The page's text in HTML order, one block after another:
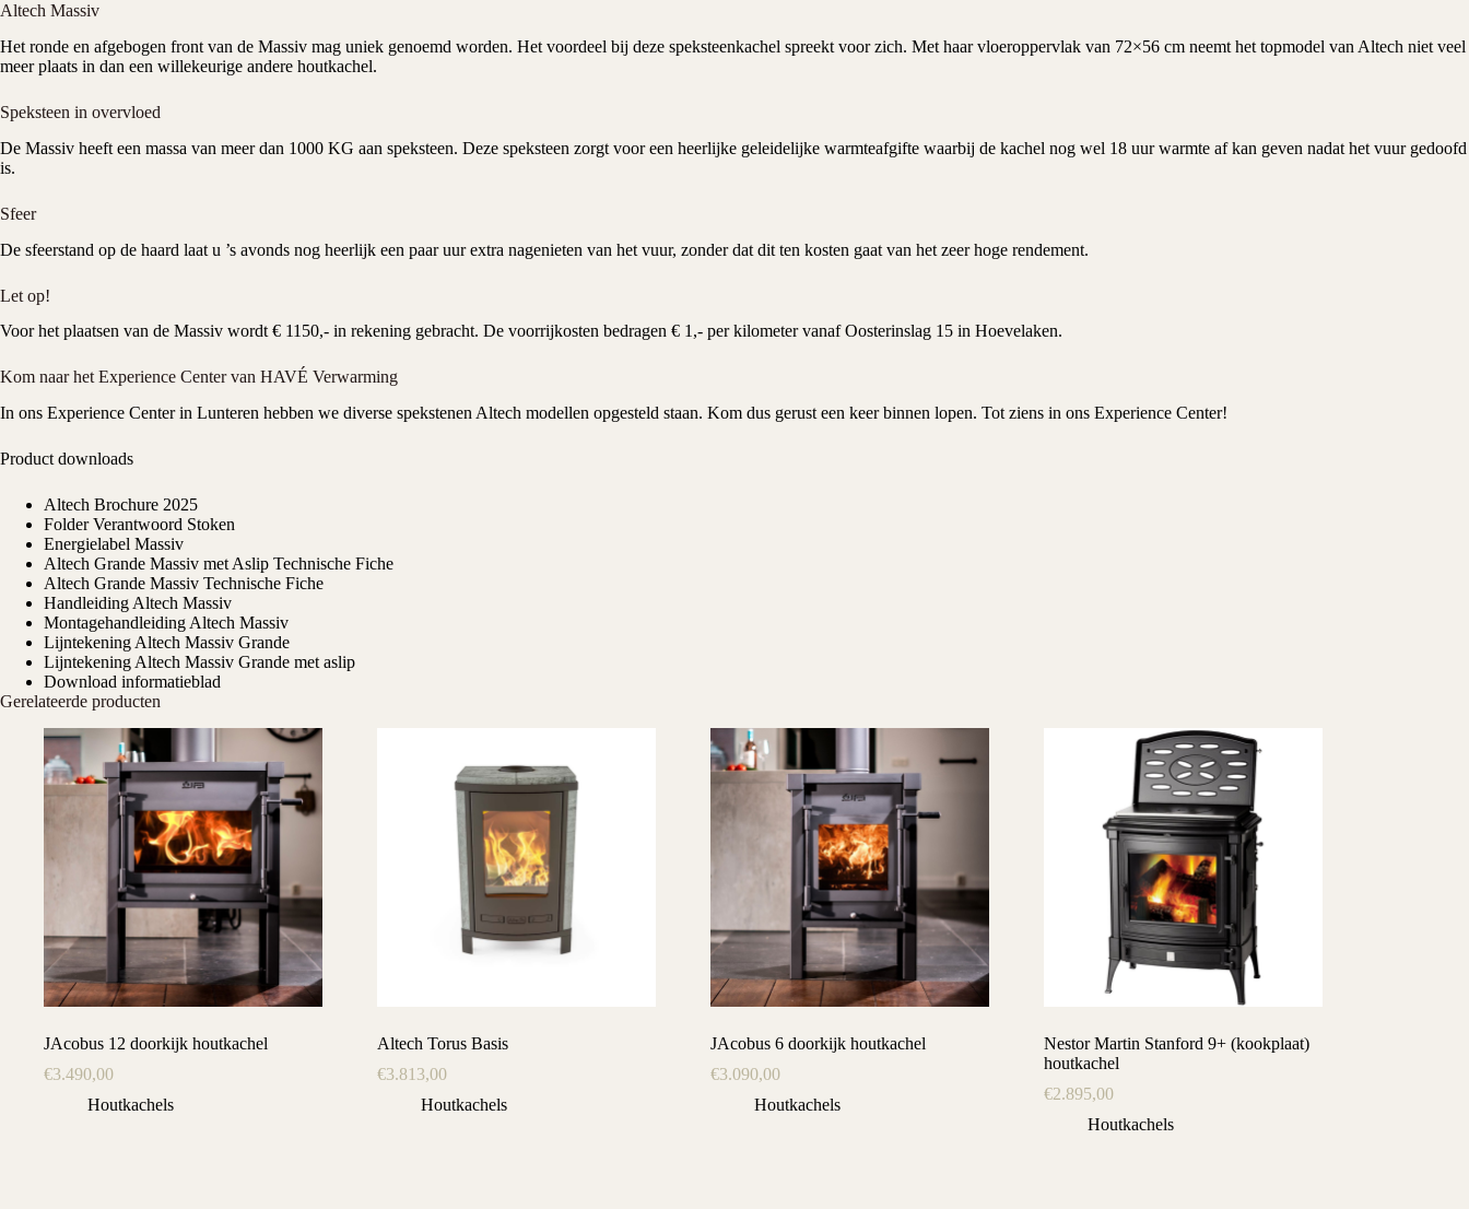
Altech Massiv
Het ronde en afgebogen front van de Massiv mag uniek genoemd worden. Het voordeel bij deze speksteenkachel spreekt voor zich. Met haar vloeroppervlak van 72×56 cm neemt het topmodel van Altech niet veel
meer plaats in dan een willekeurige andere houtkachel.
Speksteen in overvloed
De Massiv heeft een massa van meer dan 1000 KG aan speksteen. Deze speksteen zorgt voor een heerlijke geleidelijke warmteafgifte waarbij de kachel nog wel 18 uur warmte af kan geven nadat het vuur gedoofd
is.
Sfeer
De sfeerstand op de haard laat u ’s avonds nog heerlijk een paar uur extra nagenieten van het vuur, zonder dat dit ten kosten gaat van het zeer hoge rendement.
Let op!
Voor het plaatsen van de Massiv wordt € 1150,- in rekening gebracht. De voorrijkosten bedragen € 1,- per kilometer vanaf Oosterinslag 15 in Hoevelaken.
Kom naar het Experience Center van HAVÉ Verwarming
In ons Experience Centerin Lunteren hebben we diverse spekstenen Altech modellen opgesteld staan. Kom dus gerust een keer binnen lopen. Tot ziens in ons Experience Center!
Product downloads
Altech Brochure 2025
Folder Verantwoord Stoken
Energielabel Massiv
Altech Grande Massiv met Aslip Technische Fiche
Altech Grande Massiv Technische Fiche
Handleiding Altech Massiv
Montagehandleiding Altech Massiv
Lijntekening Altech Massiv Grande
Lijntekening Altech Massiv Grande met aslip
Download informatieblad
Gerelateerde producten
JAcobus 12 doorkijk houtkachel
€3.490,00
Houtkachels
Altech Torus Basis
€3.813,00
Houtkachels
JAcobus 6 doorkijk houtkachel
€3.090,00
Houtkachels
Nestor Martin Stanford 9+ (kookplaat)
houtkachel
€2.895,00
Houtkachels